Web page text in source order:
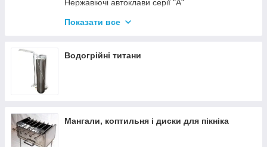
Нержавіючі автоклави серії "А"
Промислові автоклави
Комплектуючі для автоклавів
Показати все
Водогрійні титани
Мангали, коптильня і диски для пікніка